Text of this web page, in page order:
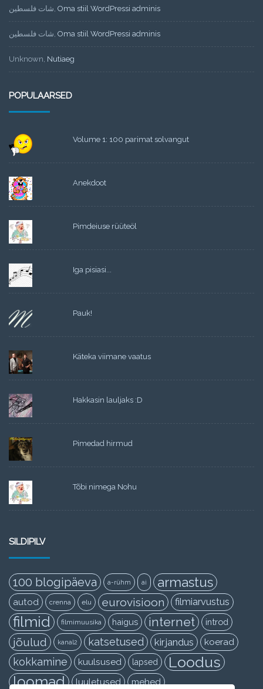
شات فلسطين Oma stiil WordPressi adminis
شات فلسطين Oma stiil WordPressi adminis
Unknown Nutiaeg
POPULAARSED
Volume 1: 100 parimat solvangut
Anekdoot
Pimdeiuse rüüteöl
Iga pisiasi...
Pauk!
Käteka viimane vaatus
Hakkasin lauljaks :D
Pimedad hirmud
Tõbi nimega Nohu
SILDIPILV
100 blogipäeva a-rühm ai armastus
autod crenna elu eurovisioon filmiarvustus
filmid filmimuusika haigus internet introd
jõulud kanal2 katsetused kirjandus koerad
kokkamine kuulsused lapsed Loodus
loomad luuletused mehed